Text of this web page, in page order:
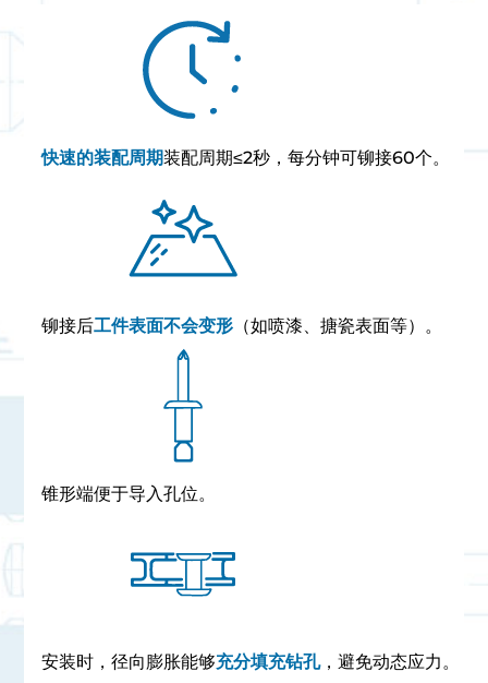
快速的装配周期装配周期≤2秒，每分钟可铆接60个。
铆接后工件表面不会变形 （如喷漆、搪瓷表面等）。
锥形端便于导入孔位。
安装时，径向膨胀能够充分填充钻孔，避免动态应力。